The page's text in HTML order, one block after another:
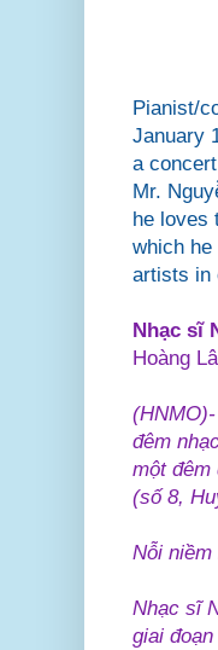
Pianist/
January
a
Mr.
he loves
which
artists in
Nhạc sĩ
Hoàng
đêm
một đêm
(số 8,
Nỗi
Nhạc sĩ
giai